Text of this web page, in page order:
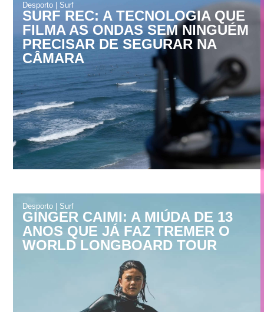
Desporto |Surf
SURF REC: A TECNOLOGIA QUE
FILMA AS ONDAS SEM NINGUÉM
PRECISAR DE SEGURAR NA
CÂMARA
Desporto|Surf
GINGER CAIMI: A MIÚDA DE 13
ANOS QUE JÁ FAZ TREMER O
WORLD LONGBOARD TOUR